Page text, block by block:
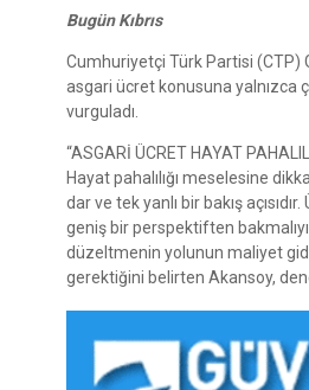
Bugün Kıbrıs
Cumhuriyetçi Türk Partisi (CTP)
asgari ücret konusuna yalnızca
vurguladı.
“ASGARİ ÜCRET HAYAT
Hayat pahalılığı meselesine
dar ve tek yanlı bir bakış
geniş bir perspektiften
düzeltmenin yolunun maliyet
gerektiğini belirten Akansoy,